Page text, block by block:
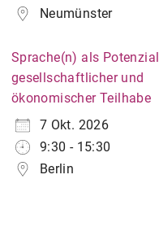
Neumünster
Sprache(n) als Potenzial
gesellschaftlicher und
ökonomischer Teilhabe
7 Okt. 2026
9:30 - 15:30
Berlin